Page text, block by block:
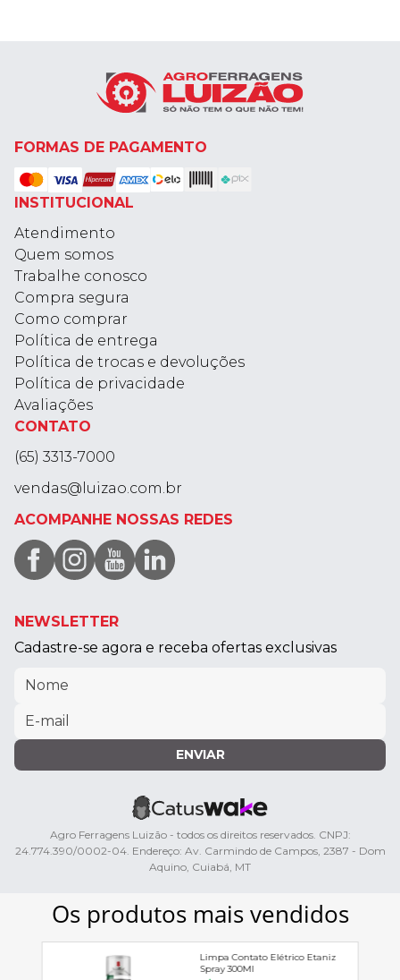
FORMAS DE PAGAMENTO
INSTITUCIONAL
Atendimento
Quem somos
Trabalhe conosco
Compra segura
Como comprar
Política de entrega
Política de trocas e devoluções
Política de privacidade
Avaliações
CONTATO
(65) 3313-7000
vendas@luizao.com.br
ACOMPANHE NOSSAS REDES
NEWSLETTER
Cadastre-se agora e receba ofertas exclusivas
ENVIAR
Agro Ferragens Luizão - todos os direitos reservados. CNPJ:
24.774.390/0002-04. Endereço: Av. Carmindo de Campos, 2387 - Dom
Aquino, Cuiabá, MT